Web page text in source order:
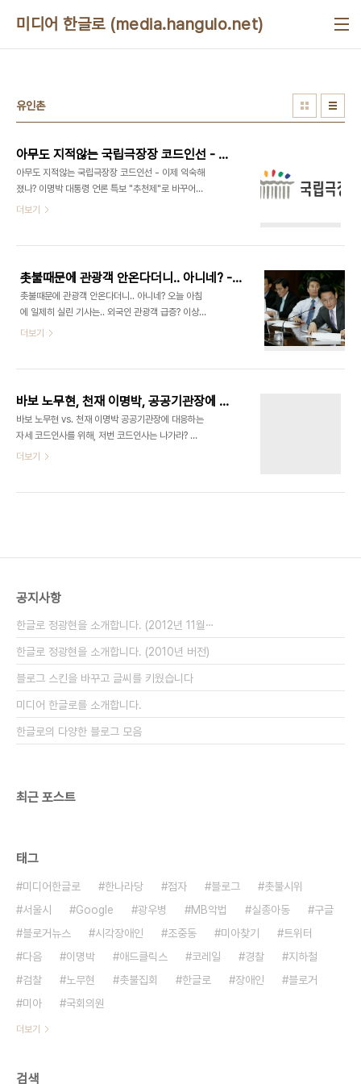
미디어 한글로 (media.hangulo.net)
유인촌
아무도 지적않는 국립극장장 코드인선 - 이제 익숙해졌나?
아무도 지적않는 국립극장장 코드인선 - 이제 익숙해
졌나? 이명박 대통령 언론 특보 "추천제"로 바꾸어
임명했는데도 조용.. 국립극장장? 그게 뭐 중요한가?
바로 그 곳이다. 최근에 이곳의 극장장이 바뀌었다.
그런데, 조용하다. 하긴, 이 곳이 시끄러울 이유가 없
다. 대단한 권력을 가진 곳도 아니고, 정치와 그리 상
관이 있을법한 곳도 아니니 말이다. ▲ 국립 극장 홈
페이지 (http://www.ntok.go.kr/) 그런데, 지난 참
몇개의 기사 제목만 봐도 알 수 있다. "코드 인선… 엉
더보기
촛불때문에 관광객 안온다더니.. 아니네? - 유인촌 문광부 장관의 거짓말 드러나다
촛불때문에 관광객 안온다더니.. 아니네? 오늘 아침
에 일제히 실린 기사는.. 외국인 관광객 급증? 이상하
다. 오늘 아침 신문에 일제히 실린 기사는.. 외국인 관
말이다. 외국인관광객 급증… 올해 관광수지 ‘청신호’
[세계일보] 2008.8.4
http://media.daum.net/society/others/view.html?
cateid=1067&newsid=20080803214813796&cp=segye
고유가와 고환율의 영향으로 올 상반기 외국인 관광
는 주춤했다. 또 외국인 전용 카지노 '세븐럭'은 지난
더보기
바보 노무현, 천재 이명박, 공공기관장에 대응하는 자세
바보 노무현 vs. 천재 이명박 공공기관장에 대응하는
자세 코드인사를 위해, 저번 코드인사는 나가라? 다
시 말하자면, 낙하산 내려야 하니, 저번에 낙하산으로
이명박 정부와 한나라당, 그리고 그와 친한 언론들이
노무현식 인사 = 나쁜것 이라고 머..
더보기
공지사항
한글로 정광현을 소개합니다. (2012년 11월⋯
한글로 정광현을 소개합니다. (2010년 버전)
블로그 스킨을 바꾸고 글씨를 키웠습니다
미디어 한글로를 소개합니다.
한글로의 다양한 블로그 모음
최근 포스트
태그
미디어한글로 한나라당 점자 블로그
촛불시위
서울시
Google 광우병 MB악법 실종아동
구글
블로거뉴스
시각장애인 조중동 미아찾기
트위터
다음
이명박 애드클릭스 코레일 경찰
지하철
검찰
노무현 촛불집회 한글로 장애인
블로거
미아
국회의원
더보기
검색